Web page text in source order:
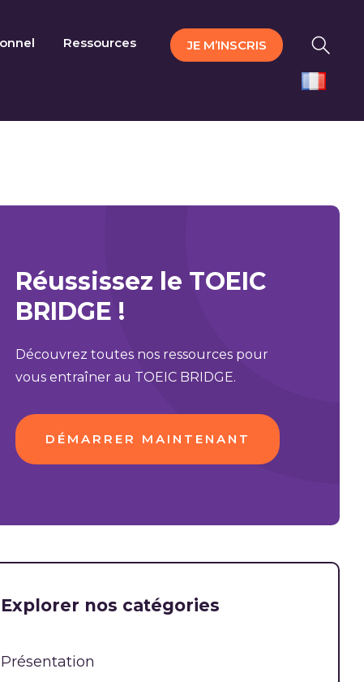
Ressources JE M’INSCRIS
Réussissez le TOEIC
BRIDGE !
Découvrez toutes nos ressources pour
vous entraîner au TOEIC BRIDGE.
DÉMARRER MAINTENANT
Explorer nos catégories
Présentation